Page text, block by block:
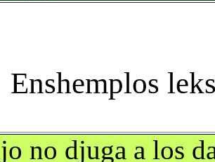
no djuga a los